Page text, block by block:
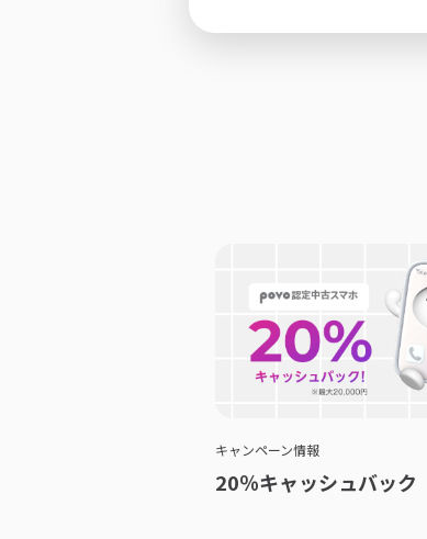
キャンペーン情報
20％キャッシュバック